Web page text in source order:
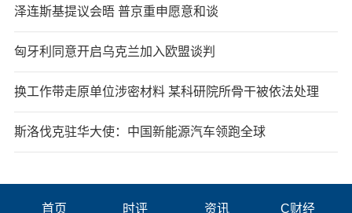
泽连斯基提议会晤 普京重申愿意和谈
匈牙利同意开启乌克兰加入欧盟谈判
换工作带走原单位涉密材料 某科研院所骨干被依法处理
斯洛伐克驻华大使：中国新能源汽车领跑全球
首页 时评 资讯 C财经